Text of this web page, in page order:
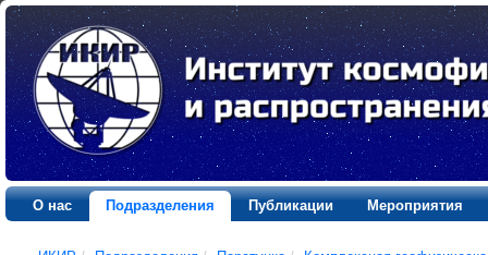
О нас Подразделения Публикации Мероприятия